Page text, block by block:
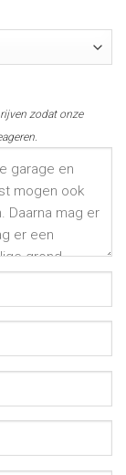
zodat onze